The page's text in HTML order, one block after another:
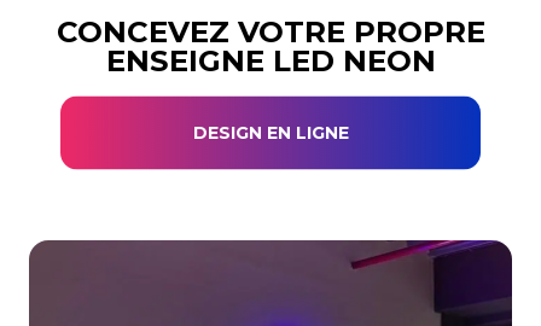
CONCEVEZ VOTRE PROPRE
ENSEIGNE LED NEON
DESIGN EN LIGNE